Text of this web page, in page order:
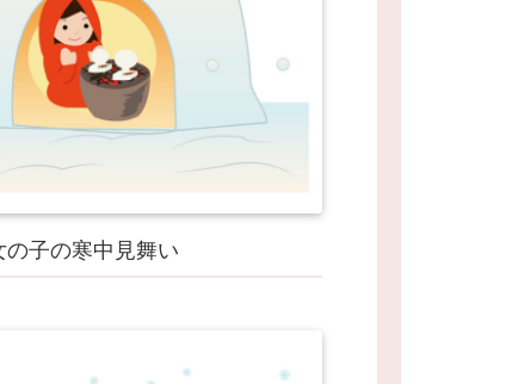
の子の寒中見舞い